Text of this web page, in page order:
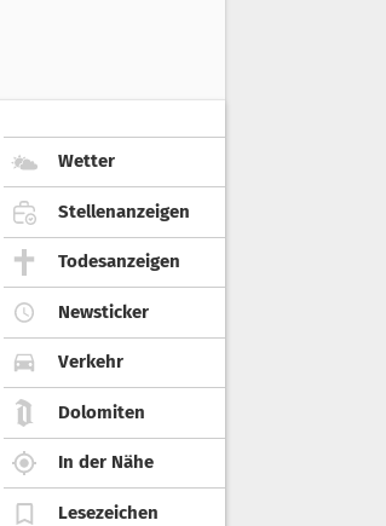
Wetter
Stellenanzeigen
Todesanzeigen
Newsticker
Verkehr
Dolomiten
In der Nähe
Lesezeichen